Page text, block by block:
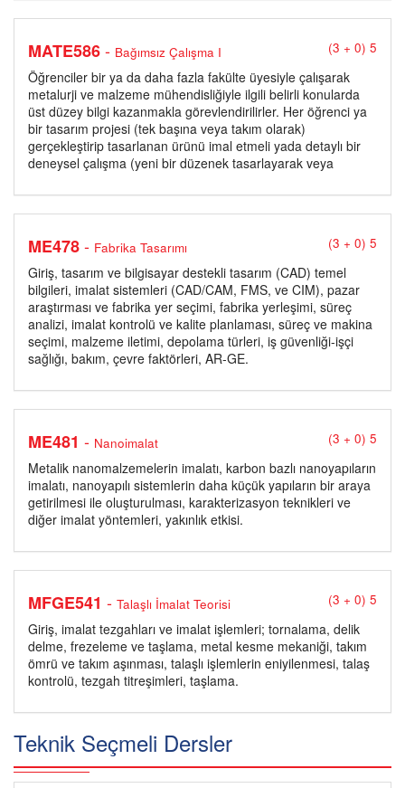
MATE586- Bağımsız Çalışma I (3 + 0) 5
Öğrenciler bir ya da daha fazla fakülte üyesiyle çalışarak
metalurji ve malzeme mühendisliğiyle ilgili belirli konularda
üst düzey bilgi kazanmakla görevlendirilirler. Her öğrenci ya
bir tasarım projesi (tek başına veya takım olarak)
gerçekleştirip tasarlanan ürünü imal etmeli yada detaylı bir
deneysel çalışma (yeni bir düzenek tasarlayarak veya
ME478- Fabrika Tasarımı (3 + 0) 5
Giriş, tasarım ve bilgisayar destekli tasarım (CAD) temel
bilgileri, imalat sistemleri (CAD/CAM, FMS, ve CIM), pazar
araştırması ve fabrika yer seçimi, fabrika yerleşimi, süreç
analizi, imalat kontrolü ve kalite planlaması, süreç ve makina
seçimi, malzeme iletimi, depolama türleri, iş güvenliği-işçi
sağlığı, bakım, çevre faktörleri, AR-GE.
ME481 - Nanoimalat (3 + 0) 5
Metalik nanomalzemelerin imalatı, karbon bazlı nanoyapıların
imalatı, nanoyapılı sistemlerin daha küçük yapıların bir araya
getirilmesi ile oluşturulması, karakterizasyon teknikleri ve
diğer imalat yöntemleri, yakınlık etkisi.
MFGE541 - Talaşlı İmalat Teorisi (3 + 0) 5
Giriş, imalat tezgahları ve imalat işlemleri; tornalama, delik
delme, frezeleme ve taşlama, metal kesme mekaniği, takım
ömrü ve takım aşınması, talaşlı işlemlerin eniyilenmesi, talaş
kontrolü, tezgah titreşimleri, taşlama.
Teknik Seçmeli Dersler